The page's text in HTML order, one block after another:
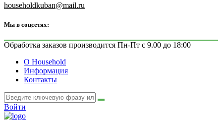
householdkuban@mail.ru
Мы в соцсетях:
Обработка заказов производится Пн-Пт с 9.00 до 18:00
О Household
Информация
Контакты
Войти